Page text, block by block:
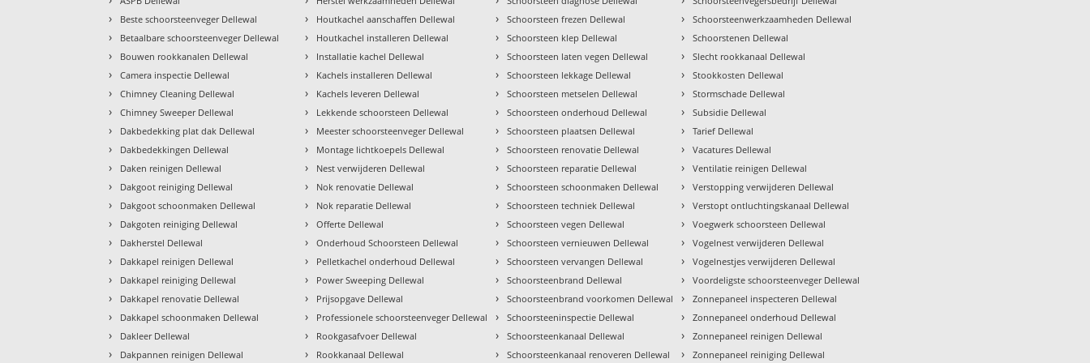
› Beste schoorsteenveger Dellewal
› Betaalbare schoorsteenveger Dellewal
› Bouwen rookkanalen Dellewal
› Camera inspectie Dellewal
› Chimney Cleaning Dellewal
› Chimney Sweeper Dellewal
› Dakbedekking plat dak Dellewal
› Dakbedekkingen Dellewal
› Daken reinigen Dellewal
› Dakgoot reiniging Dellewal
› Dakgoot schoonmaken Dellewal
› Dakgoten reiniging Dellewal
› Dakherstel Dellewal
› Dakkapel reinigen Dellewal
› Dakkapel reiniging Dellewal
› Dakkapel renovatie Dellewal
› Dakkapel schoonmaken Dellewal
› Dakleer Dellewal
› Dakpannen reinigen Dellewal
› Houtkachel aanschaffen Dellewal
› Houtkachel installeren Dellewal
› Installatie kachel Dellewal
› Kachels installeren Dellewal
› Kachels leveren Dellewal
› Lekkende schoorsteen Dellewal
› Meester schoorsteenveger Dellewal
› Montage lichtkoepels Dellewal
› Nest verwijderen Dellewal
› Nok renovatie Dellewal
› Nok reparatie Dellewal
› Offerte Dellewal
› Onderhoud Schoorsteen Dellewal
› Pelletkachel onderhoud Dellewal
› Power Sweeping Dellewal
› Prijsopgave Dellewal
› Professionele schoorsteenveger Dellewal
› Rookgasafvoer Dellewal
› Rookkanaal Dellewal
› Schoorsteen frezen Dellewal
› Schoorsteen klep Dellewal
› Schoorsteen laten vegen Dellewal
› Schoorsteen lekkage Dellewal
› Schoorsteen metselen Dellewal
› Schoorsteen onderhoud Dellewal
› Schoorsteen plaatsen Dellewal
› Schoorsteen renovatie Dellewal
› Schoorsteen reparatie Dellewal
› Schoorsteen schoonmaken Dellewal
› Schoorsteen techniek Dellewal
› Schoorsteen vegen Dellewal
› Schoorsteen vernieuwen Dellewal
› Schoorsteen vervangen Dellewal
› Schoorsteenbrand Dellewal
› Schoorsteenbrand voorkomen Dellewal
› Schoorsteeninspectie Dellewal
› Schoorsteenkanaal Dellewal
› Schoorsteenkanaal renoveren Dellewal
› Schoorsteenwerkzaamheden Dellewal
› Schoorstenen Dellewal
› Slecht rookkanaal Dellewal
› Stookkosten Dellewal
› Stormschade Dellewal
› Subsidie Dellewal
› Tarief Dellewal
› Vacatures Dellewal
› Ventilatie reinigen Dellewal
› Verstopping verwijderen Dellewal
› Verstopt ontluchtingskanaal Dellewal
› Voegwerk schoorsteen Dellewal
› Vogelnest verwijderen Dellewal
› Vogelnestjes verwijderen Dellewal
› Voordeligste schoorsteenveger Dellewal
› Zonnepaneel inspecteren Dellewal
› Zonnepaneel onderhoud Dellewal
› Zonnepaneel reinigen Dellewal
› Zonnepaneel reiniging Dellewal